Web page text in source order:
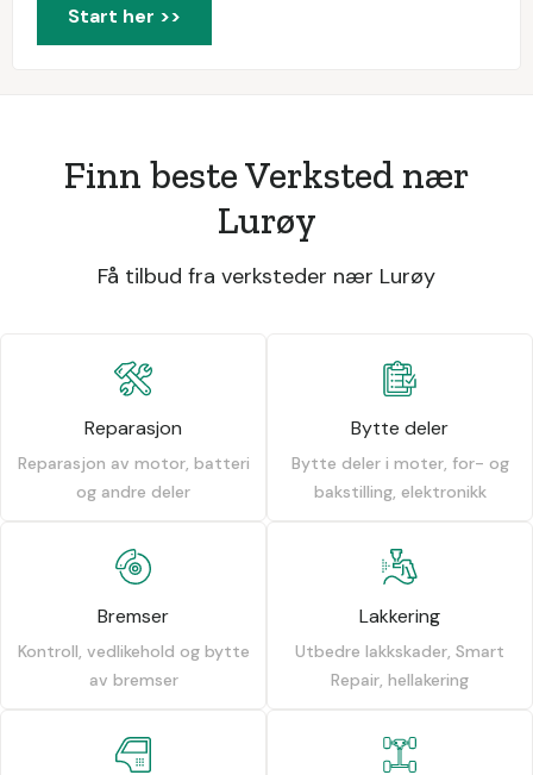
Start her >>
Finn beste Verksted nær
Lurøy
Få tilbud fra verksteder nær Lurøy
Reparasjon
Reparasjon av motor, batteri
og andre deler
Bytte deler
Bytte deler i moter, for- og
bakstilling, elektronikk
Bremser
Kontroll, vedlikehold og bytte
av bremser
Lakkering
Utbedre lakkskader, Smart
Repair, hellakering